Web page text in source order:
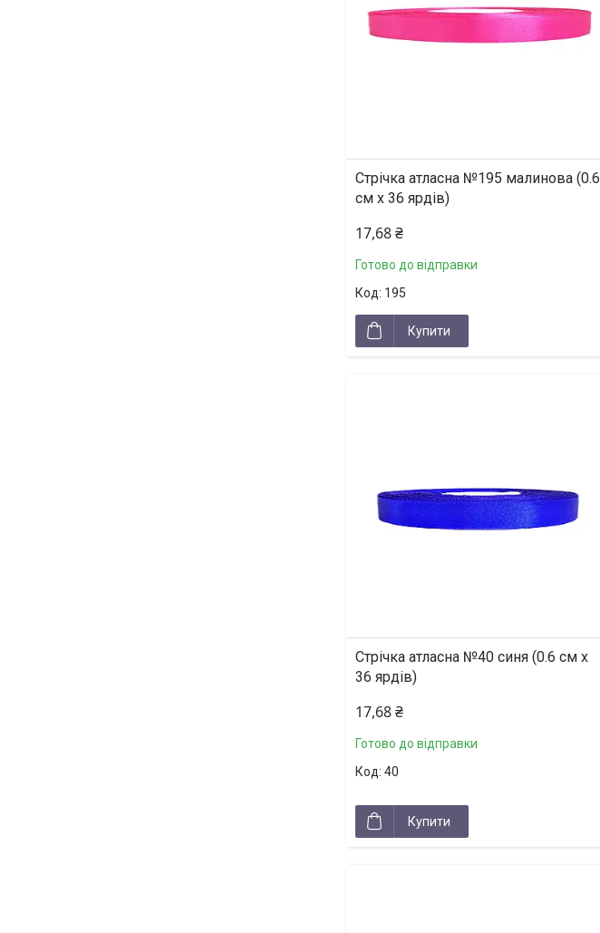
Стрічка атласна №195 малинова (0.6
см х 36 ярдів)
17,68 ₴
Готово до відправки
195
Купити
Стрічка атласна №40 синя (0.6 см х
36 ярдів)
17,68 ₴
Готово до відправки
40
Купити